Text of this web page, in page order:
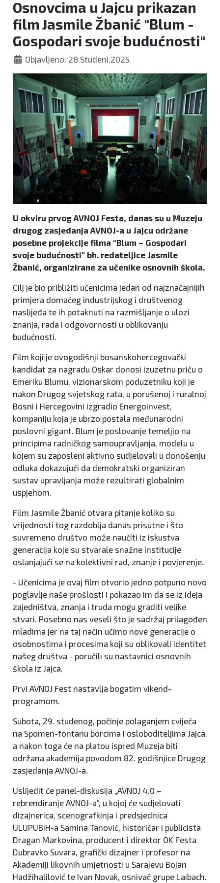
Osnovcima u Jajcu prikazan
film Jasmile Žbanić "Blum -
Gospodari svoje budućnosti"
Objavljeno: 28.Studeni.2025.
U okviru prvog AVNOJ Festa, danas su u Muzeju
drugog zasjedanja AVNOJ-a u Jajcu održane
posebne projekcije filma "Blum – Gospodari
svoje budućnosti" bh. redateljice Jasmile
Žbanić, organizirane za učenike osnovnih škola.
Cilj je bio približiti učenicima jedan od najznačajnijih
primjera domaćeg industrijskog i društvenog
naslijeđa te ih potaknuti na razmišljanje o ulozi
znanja, rada i odgovornosti u oblikovanju
budućnosti.
Film koji je ovogodišnji bosanskohercegovački
kandidat za nagradu Oskar donosi izuzetnu priču o
Emeriku Blumu, vizionarskom poduzetniku koji je
nakon Drugog svjetskog rata, u porušenoj i ruralnoj
Bosni i Hercegovini izgradio Energoinvest,
kompaniju koja je ubrzo postala međunarodni
poslovni gigant. Blum je poslovanje temeljio na
principima radničkog samoupravljanja, modelu u
kojem su zaposleni aktivno sudjelovali u donošenju
odluka dokazujući da demokratski organiziran
sustav upravljanja može rezultirati globalnim
uspjehom.
Film Jasmile Žbanić otvara pitanje koliko su
vrijednosti tog razdoblja danas prisutne i što
suvremeno društvo može naučiti iz iskustva
generacija koje su stvarale snažne institucije
oslanjajući se na kolektivni rad, znanje i povjerenje.
- Učenicima je ovaj film otvorio jedno potpuno novo
poglavlje naše prošlosti i pokazao im da se iz ideja
zajedništva, znanja i truda mogu graditi velike
stvari. Posebno nas veseli što je sadržaj prilagođen
mladima jer na taj način učimo nove generacije o
osobnostima i procesima koji su oblikovali identitet
našeg društva - poručili su nastavnici osnovnih
škola iz Jajca.
Prvi AVNOJ Fest nastavlja bogatim vikend-
programom.
Subota, 29. studenog, počinje polaganjem cvijeća
na Spomen-fontanu borcima i osloboditeljima Jajca,
a nakon toga će na platou ispred Muzeja biti
održana akademija povodom 82. godišnjice Drugog
zasjedanja AVNOJ-a.
Uslijedit će panel-diskusija „AVNOJ 4.0 –
rebrendiranje AVNOJ-a“, u kojoj će sudjelovati
dizajnerica, scenografkinja i predsjednica
ULUPUBiH-a Samina Tanović, historičar i publicista
Dragan Markovina, producent i direktor OK Festa
Dubravko Suvara, grafički dizajner i profesor na
Akademiji likovnih umjetnosti u Sarajevu Bojan
Hadžihalilović te Ivan Novak, osnivač grupe Laibach.